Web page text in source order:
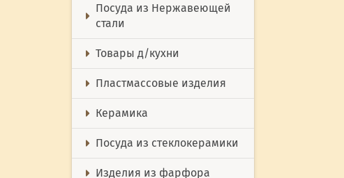
Посуда из Нержавеющей
стали
Товары д/кухни
Пластмассовые изделия
Керамика
Посуда из стеклокерамики
Изделия из фарфора